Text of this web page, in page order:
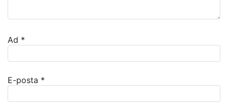
Ad *
E-posta *